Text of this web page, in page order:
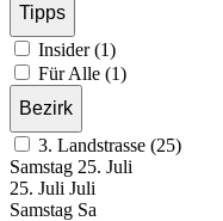
Tipps
Insider (1)
Für Alle (1)
Bezirk
3. Landstrasse (25)
Samstag 25. Juli
25. Juli Juli
Samstag Sa